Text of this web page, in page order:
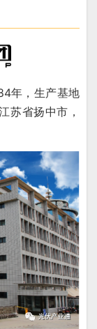
年，生产基地
苏省扬中市，